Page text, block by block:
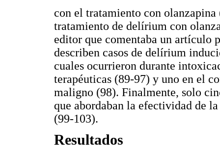
con el tratamiento con olanzapina
tratamiento de delírium con
editor que comentaba un artículo
describen casos de delírium
cuales ocurrieron durante
terapéuticas (89-97) y uno en el
maligno (98). Finalmente, solo
que abordaban la efectividad de
(99-103).
Resultados